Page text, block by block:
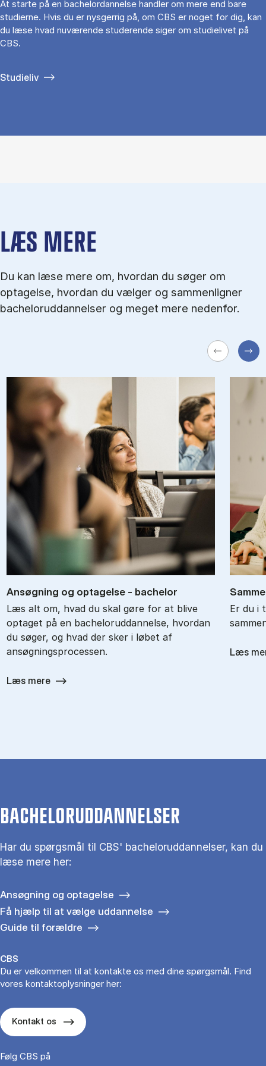
At starte på en bachelordannelse handler om mere end bare
studierne. Hvis du er nysgerrig på, om CBS er noget for dig, kan
du læse hvad nuværende studerende siger om studielivet på
CBS.
Studieliv
LÆS MERE
Du kan læse mere om, hvordan du søger om
optagelse, hvordan du vælger og sammenligner
bacheloruddannelser og meget mere nedenfor.
An­søg­ning og op­ta­gel­se - ba­chel­or
Læs alt om, hvad du skal gøre for at blive
optaget på en bacheloruddannelse, hvordan
du søger, og hvad der sker i løbet af
ansøgningsprocessen.
Læs mere
Er du i
Læs
BACHELORUDDANNELSER
Har du spørgsmål til CBS' bacheloruddannelser, kan du
læse mere her:
Ansøgning og optagelse
Få hjælp til at vælge uddannelse
Guide til forældre
CBS
Du er velkommen til at kontakte os med dine spørgsmål. Find
vores kontaktoplysninger her:
Kontakt os
Følg CBS på